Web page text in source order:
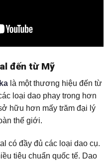
đến từ Mỹ
là một thương hiệu đến từ
loại dao phay trong hơn
hữu hơn mấy trăm đại lý
thế giới.
có đầy đủ các loại dao cụ.
tiêu chuẩn quốc tế. Dao